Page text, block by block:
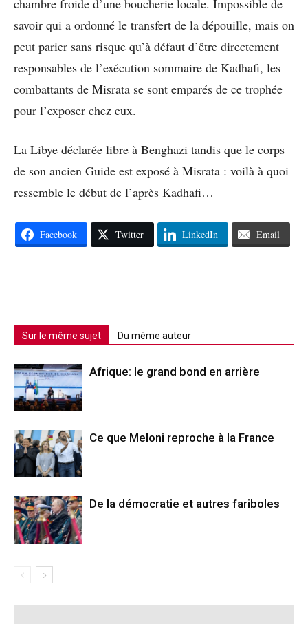
chambre froide d’une boucherie locale. Impossible de
savoir qui a ordonné le transfert de la dépouille, mais on
peut parier sans risque qu’à défaut d’être directement
responsables de l’exécution sommaire de Kadhafi, les
combattants de Misrata se sont emparés de ce trophée
pour l’exposer chez eux.
La Libye déclarée libre à Benghazi tandis que le corps
de son ancien Guide est exposé à Misrata : voilà à quoi
ressemble le début de l’après Kadhafi…
Facebook Twitter LinkedIn Email
Sur le même sujet Du même auteur
Afrique: le grand bond en arrière
Ce que Meloni reproche à la France
De la démocratie et autres fariboles